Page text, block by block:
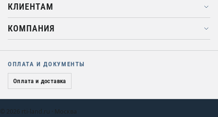
КЛИЕНТАМ
КОМПАНИЯ
ОПЛАТА И ДОКУМЕНТЫ
Оплата и доставка
© 2026 rti-land.ru · Москва